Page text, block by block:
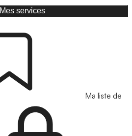
Mes services
Ma liste de